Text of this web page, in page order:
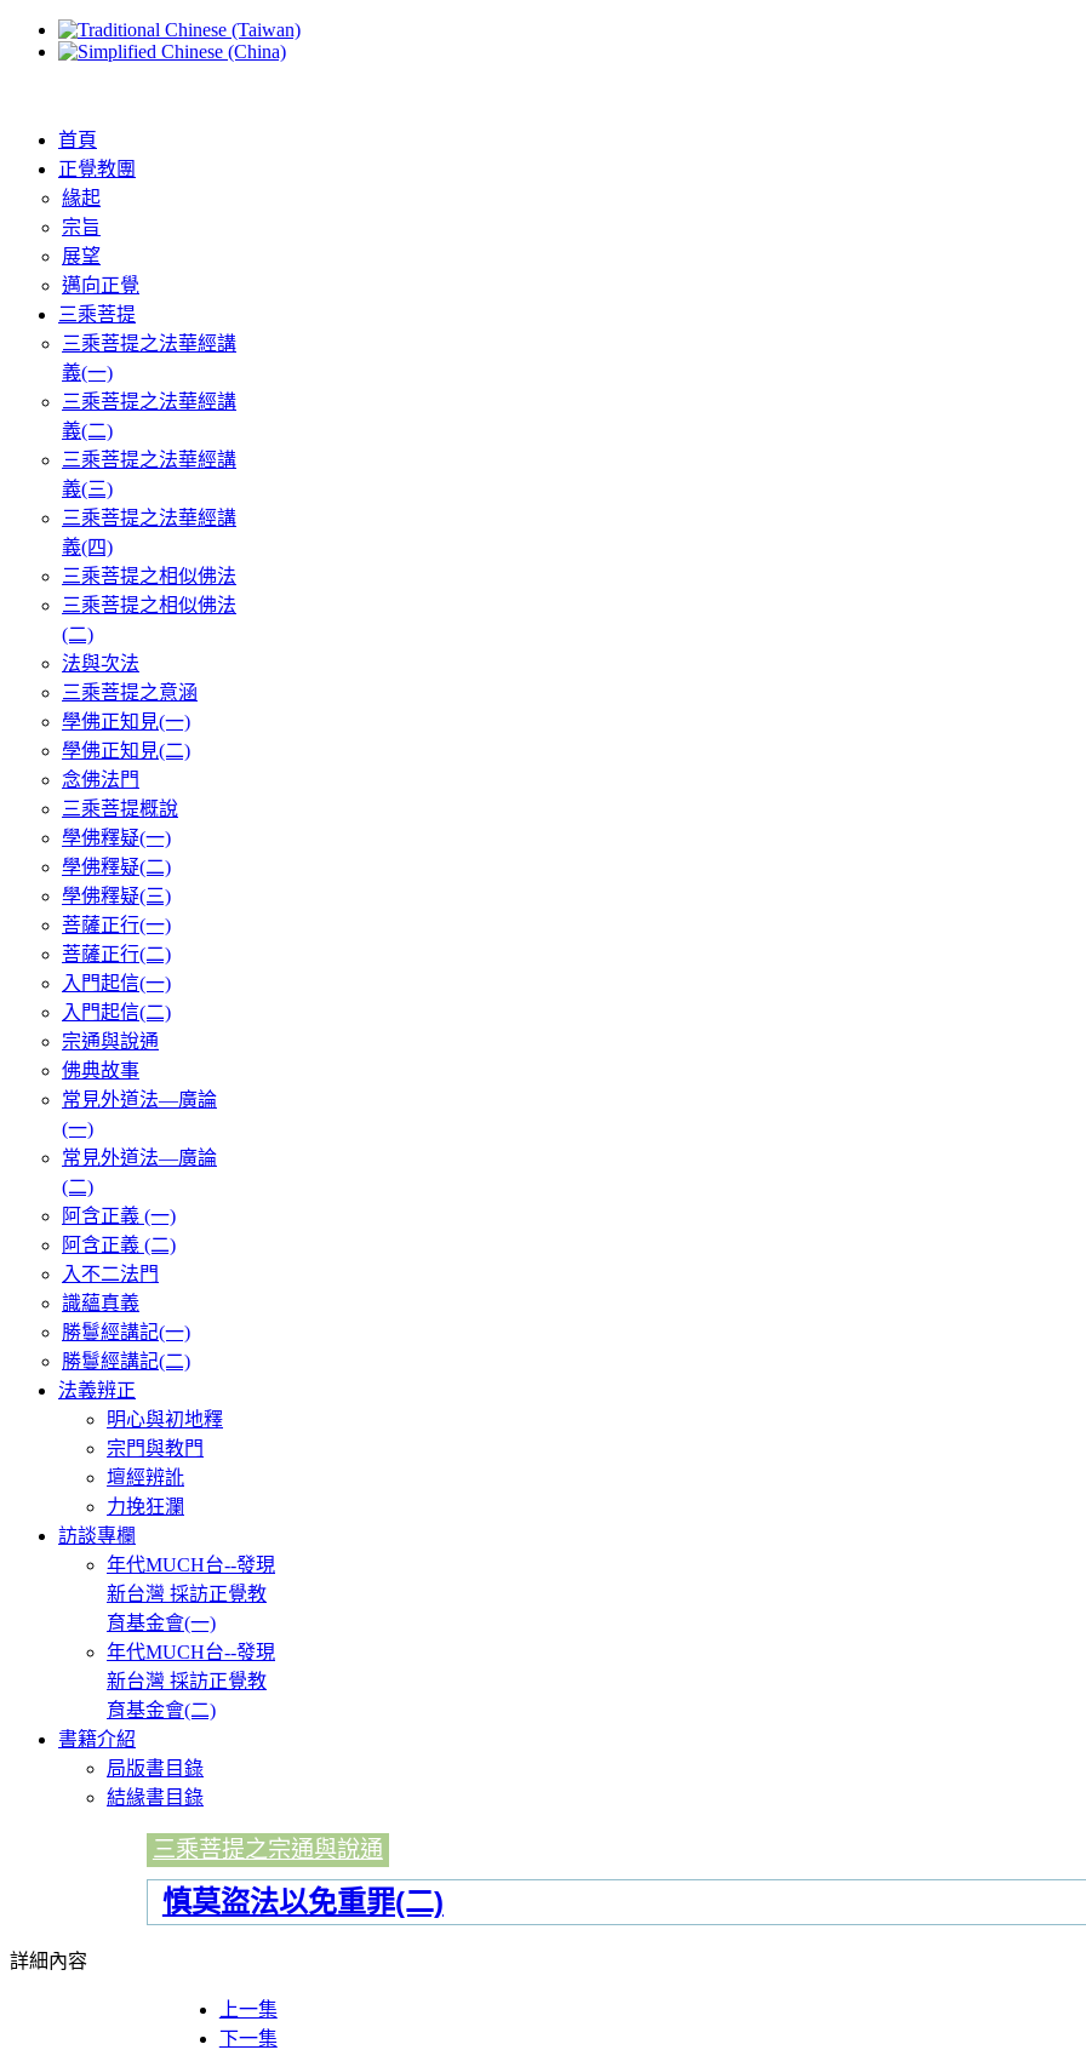
首頁
正覺教團
緣起
宗旨
展望
邁向正覺
三乘菩提
三乘菩提之法華經講
義(一)
三乘菩提之法華經講
義(二)
三乘菩提之法華經講
義(三)
三乘菩提之法華經講
義(四)
三乘菩提之相似佛法
三乘菩提之相似佛法
(二)
法與次法
三乘菩提之意涵
學佛正知見(一)
學佛正知見(二)
念佛法門
三乘菩提概說
學佛釋疑(一)
學佛釋疑(二)
學佛釋疑(三)
菩薩正行(一)
菩薩正行(二)
入門起信(一)
入門起信(二)
宗通與說通
佛典故事
常見外道法—廣論
(一)
常見外道法—廣論
(二)
阿含正義 (一)
阿含正義 (二)
入不二法門
識蘊真義
勝鬘經講記(一)
勝鬘經講記(二)
法義辨正
明心與初地釋
宗門與教門
壇經辨訛
力挽狂瀾
訪談專欄
年代MUCH台--發現
新台灣 採訪正覺教
育基金會(一)
年代MUCH台--發現
新台灣 採訪正覺教
育基金會(二)
書籍介紹
局版書目錄
結緣書目錄
三乘菩提之宗通與說通
慎莫盜法以免重罪(二)
詳細內容
上一集
下一集